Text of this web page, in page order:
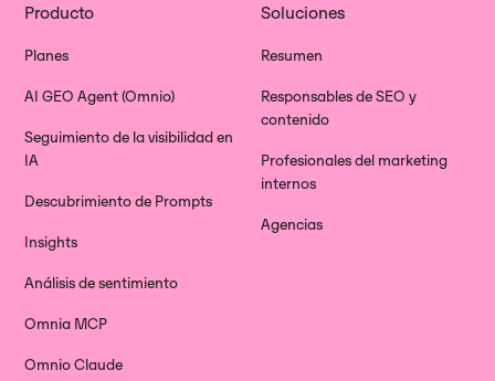
Producto
Planes
AI GEO Agent (Omnio)
Seguimiento de la visibilidad en
IA
Descubrimiento de Prompts
Insights
Análisis de sentimiento
Omnia MCP
Omnio Claude
Soluciones
Resumen
Responsables de SEO y
contenido
Profesionales del marketing
internos
Agencias